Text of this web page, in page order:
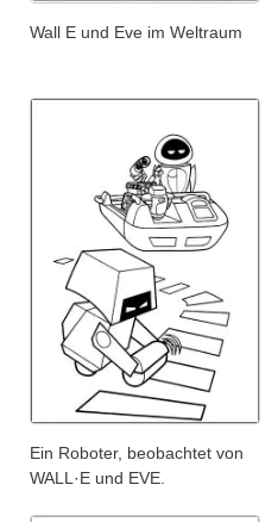
Wall E und Eve im Weltraum
Ein Roboter, beobachtet von
WALL·E und EVE.